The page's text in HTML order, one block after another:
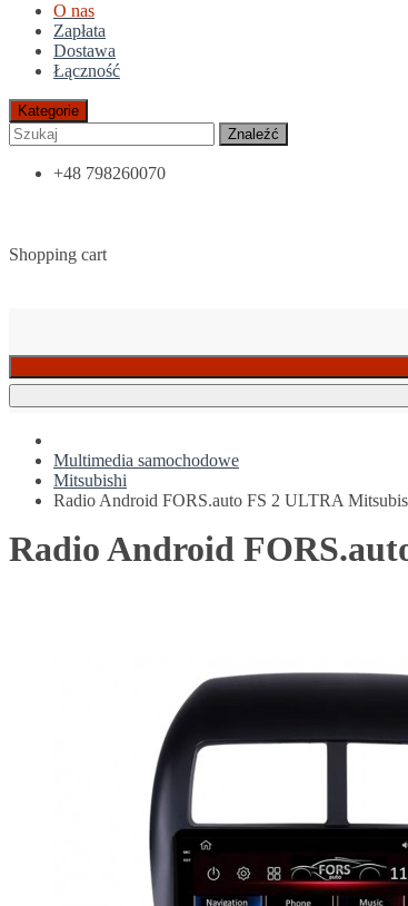
O nas
Zapłata
Dostawa
Łączność
Kategorie
Znaleźć
+48 798260070
Shopping cart
Multimedia samochodowe
Mitsubishi
Radio Android FORS.auto FS 2 ULTRA
Radio Android